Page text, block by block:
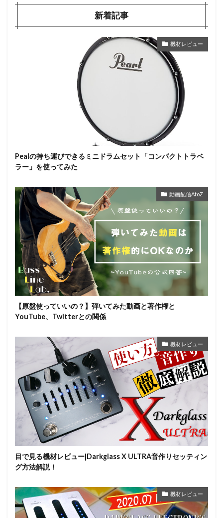
新着記事
機材レビュー
Pealの持ち運びできるミニドラムセット「コンパクトトラベ
ラー」を使ってみた
動画配信AtoZ
【原盤使っていいの？】弾いてみた動画と著作権と
YouTube、Twitterとの関係
機材レビュー
目で見る機材レビュー|Darkglass X ULTRA音作りセッティン
グ方法解説！
機材レビュー